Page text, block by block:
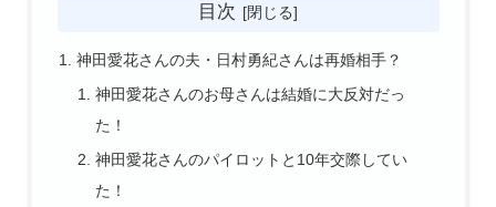
目次
神田愛花さんの夫・日村勇紀さんは再婚相手？
神田愛花さんのお母さんは結婚に大反対だっ
た！
神田愛花さんのパイロットと10年交際してい
た！